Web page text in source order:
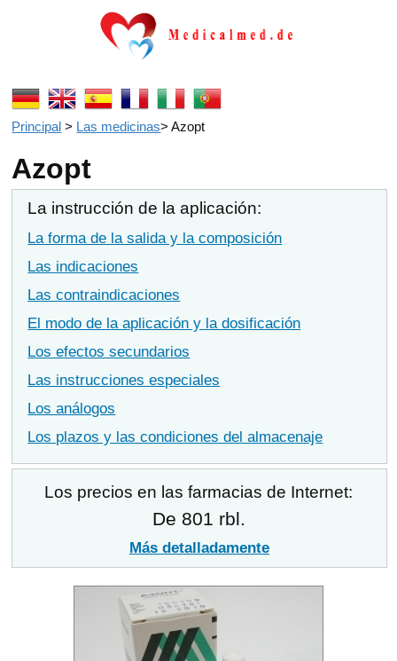
Principal > Las medicinas>Azopt
Azopt
La instrucción de la aplicación:
La forma de la salida y la composición
Las indicaciones
Las contraindicaciones
El modo de la aplicación y la dosificación
Los efectos secundarios
Las instrucciones especiales
Los análogos
Los plazos y las condiciones del almacenaje
Los precios en las farmacias de Internet:
De 801 rbl.
Más detalladamente